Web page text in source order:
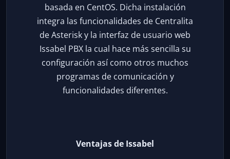
basada en CentOS. Dicha instalación
integra las funcionalidades de Centralita
de Asterisk y la interfaz de usuario web
Issabel PBX la cual hace más sencilla su
configuración así como otros muchos
programas de comunicación y
funcionalidades diferentes.
Ventajas de Issabel